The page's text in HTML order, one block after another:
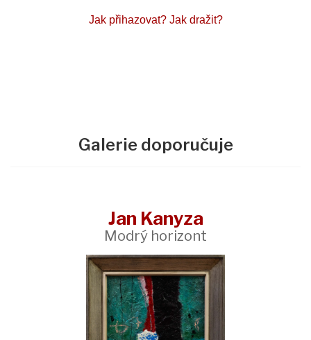
Jak přihazovat? Jak dražit?
Galerie doporučuje
Jan Kanyza
Modrý horizont